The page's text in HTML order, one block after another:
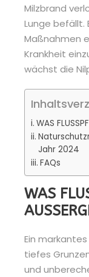
Milzbrand
Lunge befällt.
Maßnahmen
Krankheit
wächst die
WAS
Jahr 2024
FAQs
WAS
Ein
tiefes
und